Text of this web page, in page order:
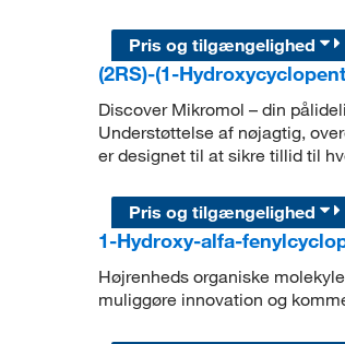
Pris og tilgængelighed
(2RS)-(1-
Discover Mikromol – din
Understøttelse af nøjagtig,
er designet til at sikre tillid til
Pris og tilgængelighed
1-Hydroxy-alfa-
Højrenheds organiske
muliggøre innovation og